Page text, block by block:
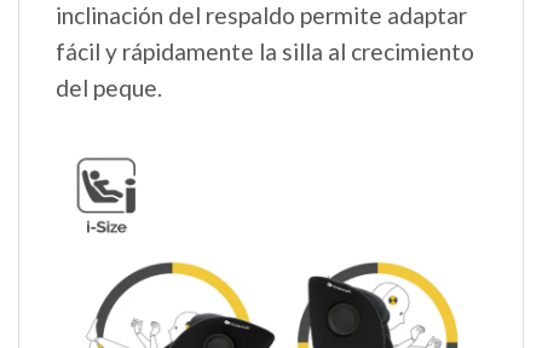
inclinación del respaldo permite adaptar
fácil y rápidamente la silla al crecimiento
del peque.